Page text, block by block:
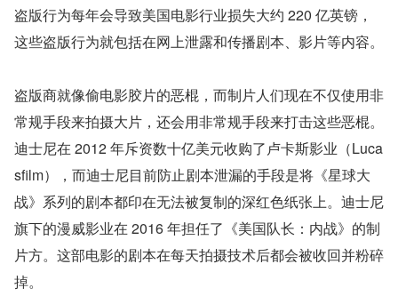
盗版行为每年会导致美国电影行业损失大约 220 亿英镑，
这些盗版行为就包括在网上泄露和传播剧本、影片等内容。
盗版商就像偷电影胶片的恶棍，而制片人们现在不仅使用非
常规手段来拍摄大片，还会用非常规手段来打击这些恶棍。
迪士尼在 2012 年斥资数十亿美元收购了卢卡斯影业（Luca
sfilm），而迪士尼目前防止剧本泄漏的手段是将《星球大
战》系列的剧本都印在无法被复制的深红色纸张上。迪士尼
旗下的漫威影业在 2016 年担任了《美国队长：内战》的制
片方。这部电影的剧本在每天拍摄技术后都会被收回并粉碎
掉。